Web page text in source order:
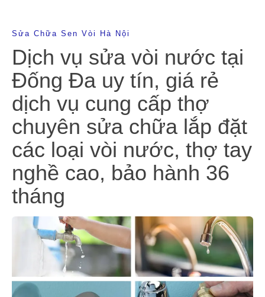
Sửa Chữa Sen Vòi Hà Nội
Dịch vụ sửa vòi nước tại
Đống Đa uy tín, giá rẻ
dịch vụ cung cấp thợ
chuyên sửa chữa lắp đặt
các loại vòi nước, thợ tay
nghề cao, bảo hành 36
tháng